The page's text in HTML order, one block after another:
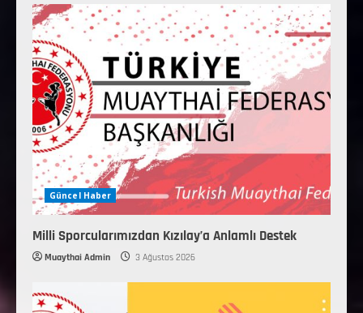
Güncel Haber
Milli Sporcularımızdan Kızılay’a Anlamlı Destek
Muaythai Admin 3 Ağustos 2026